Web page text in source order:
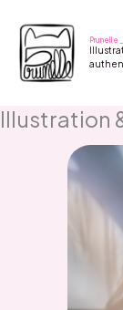
contenu
Prunelle
Illustration